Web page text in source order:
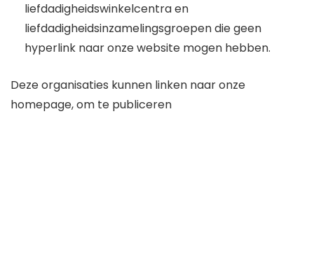
liefdadigheidswinkelcentra en
liefdadigheidsinzamelingsgroepen die geen
hyperlink naar onze website mogen hebben.
Deze organisaties kunnen linken naar onze
homepage, om te publiceren